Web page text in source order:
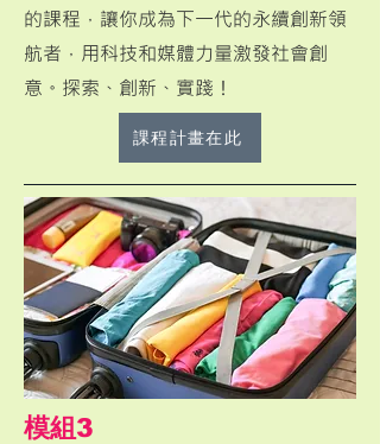
的課程，讓你成為下一代的永續創新領
航者，用科技和媒體力量激發社會創
意。探索、創新、實踐！
課程計畫在此
​模組3